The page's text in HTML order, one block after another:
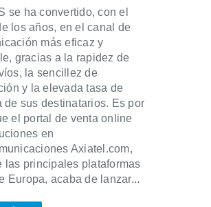
se ha convertido, con el
los años, en el canal de
más eficaz y
gracias a la rapidez de
la sencillez de
y la elevada tasa de
de sus destinatarios. Es por
el portal de venta online
en
Axiatel.com,
las principales plataformas
Europa, acaba de lanzar...